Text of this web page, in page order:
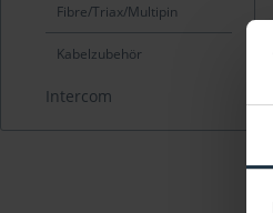
Fibre/Triax/Multipin
Kabelzubehör
Intercom